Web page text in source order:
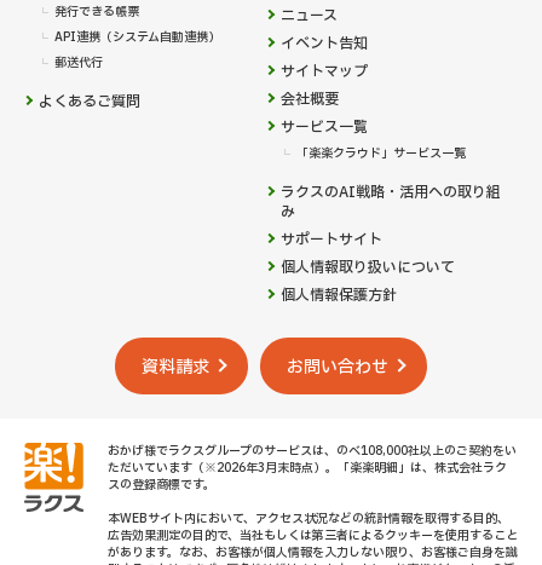
発行できる帳票
API連携（システム自動連携）
郵送代行
よくあるご質問
ニュース
イベント告知
サイトマップ
会社概要
サービス一覧
「楽楽クラウド」サービス一覧
ラクスのAI戦略・活用への取り組
み
サポートサイト
個人情報取り扱いについて
個人情報保護方針
資料請求 お問い合わせ
おかげ様でラクスグループのサービスは、のべ108,000社以上のご契約をい
ただいています（※2026年3月末時点）。「楽楽明細」は、株式会社ラク
スの登録商標です。
本WEBサイト内において、アクセス状況などの統計情報を取得する目的、
広告効果測定の目的で、当社もしくは第三者によるクッキーを使用すること
があります。なお、お客様が個人情報を入力しない限り、お客様ご自身を識